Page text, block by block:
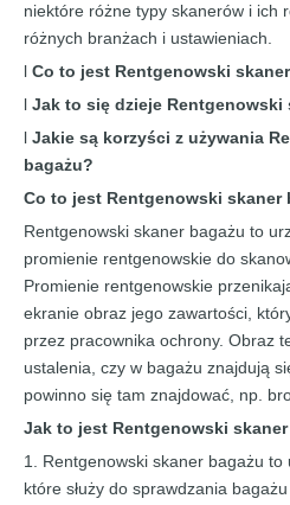
niektóre różne typy skanerów i ich
różnych branżach i ustawieniach.
l Co to jest Rentgenowski
l Jak to się dzieje Rentgenowski
l Jakie są korzyści z używania
bagażu?
Co to jest Rentgenowski skaner
Rentgenowski skaner bagażu to
promienie rentgenowskie do
Promienie rentgenowskie
ekranie obraz jego zawartości,
przez pracownika ochrony. Obraz
ustalenia, czy w bagażu znajdują
powinno się tam znajdować, np.
Jak to jest Rentgenowski
1. Rentgenowski skaner bagażu to
które służy do sprawdzania